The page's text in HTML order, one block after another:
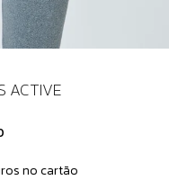
ACTIVE
no cartão